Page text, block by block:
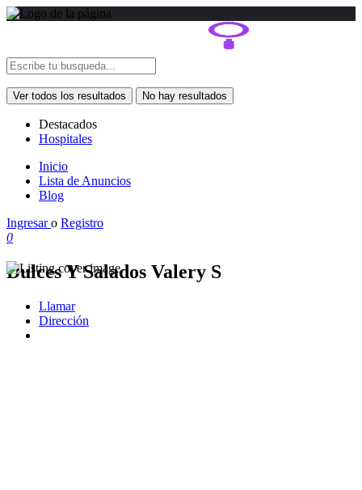
Ver todos los resultados No hay resultados
Destacados
Hospitales
Inicio
Lista de Anuncios
Blog
Ingresaro Registro
0
Dulces Y Salados Valery S
Llamar
Dirección